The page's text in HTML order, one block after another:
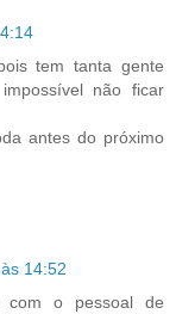
tem tanta gente
não ficar
antes do próximo
14:52
com o pessoal de